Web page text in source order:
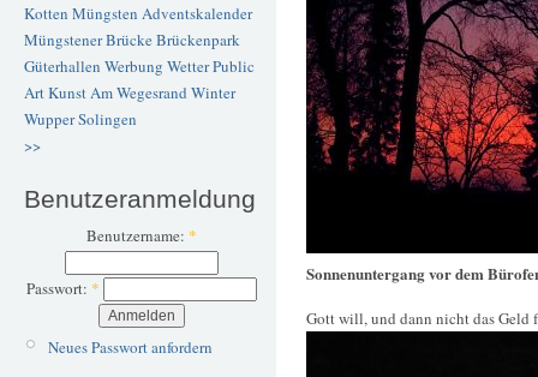
Kotten Müngsten Adventskalender
Müngstener BrückeBrückenpark
Güterhallen Werbung WetterPublic
ArtKunstAm Wegesrand Winter
WupperSolingen
>>
Benutzeranmeldung
Benutzername: *
Passwort: *
Neues Passwort anfordern
Sonnenuntergang vor dem
Gott will, und dann nicht das Geld